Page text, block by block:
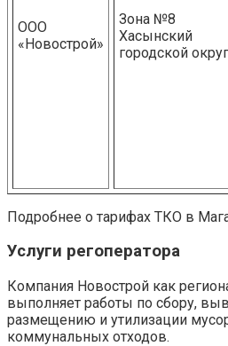
ООО
«Новострой»
Зона №8
Хасынский
городской округ
Подробнее о тарифах ТКО в
Услуги регоператора
Компания Новострой как
выполняет работы по сбору,
размещению и утилизации
коммунальных отходов.